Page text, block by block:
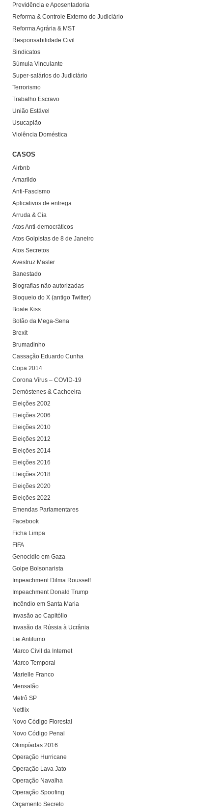
Previdência e Aposentadoria
Reforma & Controle Externo do Judiciário
Reforma Agrária & MST
Responsabilidade Civil
Sindicatos
Súmula Vinculante
Super-salários do Judiciário
Terrorismo
Trabalho Escravo
União Estável
Usucapião
Violência Doméstica
CASOS
Airbnb
Amarildo
Anti-Fascismo
Aplicativos de entrega
Arruda & Cia
Atos Anti-democráticos
Atos Golpistas de 8 de Janeiro
Atos Secretos
Avestruz Master
Banestado
Biografias não autorizadas
Bloqueio do X (antigo Twitter)
Boate Kiss
Bolão da Mega-Sena
Brexit
Brumadinho
Cassação Eduardo Cunha
Copa 2014
Corona Vírus – COVID-19
Demóstenes & Cachoeira
Eleições 2002
Eleições 2006
Eleições 2010
Eleições 2012
Eleições 2014
Eleições 2016
Eleições 2018
Eleições 2020
Eleições 2022
Emendas Parlamentares
Facebook
Ficha Limpa
FIFA
Genocídio em Gaza
Golpe Bolsonarista
Impeachment Dilma Rousseff
Impeachment Donald Trump
Incêndio em Santa Maria
Invasão ao Capitólio
Invasão da Rússia à Ucrânia
Lei Antifumo
Marco Civil da Internet
Marco Temporal
Marielle Franco
Mensalão
Metrô SP
Netflix
Novo Código Florestal
Novo Código Penal
Olimpíadas 2016
Operação Hurricane
Operação Lava Jato
Operação Navalha
Operação Spoofing
Orçamento Secreto